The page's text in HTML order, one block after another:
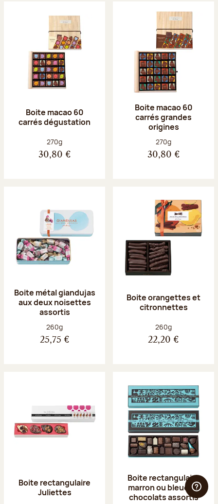
Boite macao 60
carrés dégustation
Poids net :
270g
30,80 €
Boite macao 60
carrés grandes
origines
Poids net :
270g
30,80 €
Boite métal giandujas
aux deux noisettes
assortis
Poids net :
260g
25,75 €
Boite orangettes et
citronnettes
Poids net :
260g
22,20 €
Boite rectangulaire
Juliettes
Boite rectangulaire
marron ou bleue 23
chocolats assortis